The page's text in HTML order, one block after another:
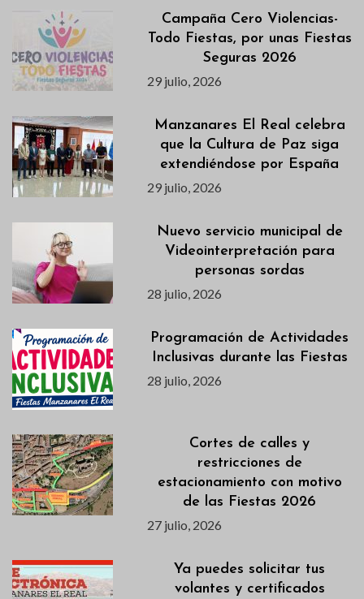
Campaña Cero Violencias-
Todo Fiestas, por unas Fiestas
Seguras 2026
29 julio, 2026
Manzanares El Real celebra
que la Cultura de Paz siga
extendiéndose por España
29 julio, 2026
Nuevo servicio municipal de
Videointerpretación para
personas sordas
28 julio, 2026
Programación de Actividades
Inclusivas durante las Fiestas
28 julio, 2026
Cortes de calles y
restricciones de
estacionamiento con motivo
de las Fiestas 2026
27 julio, 2026
Ya puedes solicitar tus
volantes y certificados